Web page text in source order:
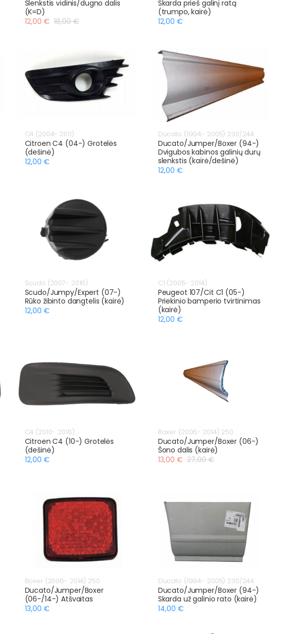
Slenkstis vidinis/dugno dalis
(K=D)
12,00 € 18,00 €
Skarda prieš galinį ratą
(trumpo, kairė)
12,00 €
C4 (2004- 2011)
Citroen C4 (04-) Grotelės
(dešinė)
12,00 €
Ducato (1994- 2005) 230/244
Ducato/Jumper/Boxer (94-)
Dvigubos kabinos galinių durų
slenkstis (kairė/dešinė)
12,00 €
Scudo (2007- 2016)
Scudo/Jumpy/Expert (07-)
Rūko žibinto dangtelis (kairė)
12,00 €
C1 (2005- 2014)
Peugeot 107/Cit C1 (05-)
Priekinio bamperio tvirtinimas
(kairė)
12,00 €
C4 (2010- 2018)
Citroen C4 (10-) Grotelės
(dešinė)
12,00 €
Boxer (2006- 2014) 250
Ducato/Jumper/Boxer (06-)
Šono dalis (kairė)
13,00 € 27,00 €
Boxer (2006- 2014) 250
Ducato/Jumper/Boxer
(06-/14-) Atšvaitas
13,00 €
Ducato (1994- 2005) 230/244
Ducato/Jumper/Boxer (94-)
Skarda už galinio rato (kairė)
14,00 €